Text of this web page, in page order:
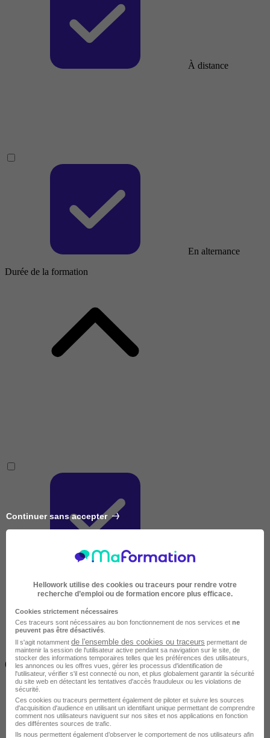
À distance
En alternance
Durée de la formation
Très courte
Inférieur à 2 jours
(14h)
Continuer sans accepter
Hellowork utilise des cookies ou traceurs pour rendre votre
recherche d’emploi ou de formation encore plus efficace.
Cookies strictement nécessaires
Ces traceurs sont nécessaires au bon fonctionnement de nos services et ne
peuvent pas être désactivés
Il s'agit notamment de l'ensemble des cookies ou traceurs permettant de
maintenir la session de l'utilisateur active pendant sa navigation sur le site, de
stocker des informations temporaires telles que les préférences des utilisateurs,
les annonces ou les offres vues, gérer les processus d'identification de
l'utilisateur, vérifier s'il est connecté ou non, et plus globalement garantir la sécurité
du site web en détectant les tentatives d'accès frauduleux ou les violations de
sécurité.
Ces cookies ou traceurs permettent également de piloter et suivre les sources
d'acquisition d'audience en utilisant un identifiant unique permettant de comprendre
comment nos utilisateurs naviguent sur nos sites et nos applications en fonction
des différentes sources de trafic.
Ils nous permettent également d’observer le comportement de nos utilisateurs afin